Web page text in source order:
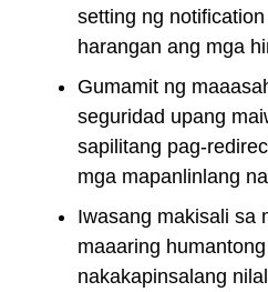
setting ng
harangan ang mga
Gumamit ng
seguridad upang
sapilitang pag-
mga mapanlinlang
Iwasang makisali sa
maaaring
nakakapinsalang